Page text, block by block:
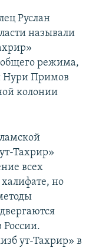
Руслан
называли
режима,
Нури Примов
колонии
Тахрир»
всех
но
России.
ут-Тахрир» в